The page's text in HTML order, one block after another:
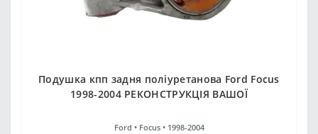
Подушка кпп задня поліуретанова Ford Focus
1998-2004 РЕКОНСТРУКЦІЯ ВАШОЇ
Ford • Focus • 1998-2004